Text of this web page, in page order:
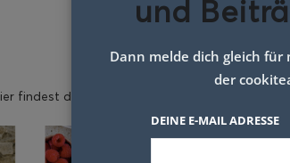
findest du einen Auszug der erschienenen
und
Dann melde dich gleich
der
DEINE E-MAIL ADRESSE